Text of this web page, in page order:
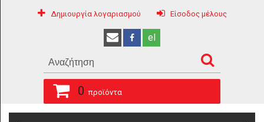
Δημιουργία λογαριασμού Είσοδος μέλους
el
0 προϊόντα